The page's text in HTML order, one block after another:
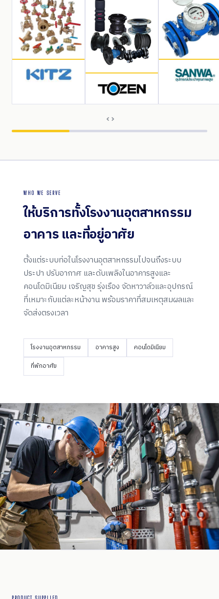
WHO WE SERVE
ให้บริการทั้งโรงงานอุตสาหกรรม
อาคาร และที่อยู่อาศัย
ตั้งแต่ระบบท่อในโรงงานอุตสาหกรรมไปจนถึงระบบ
ประปา ปรับอากาศ และดับเพลิงในอาคารสูงและ
คอนโดมิเนียม เจริญสุข รุ่งเรือง จัดหาวาล์วและอุปกรณ์
ที่เหมาะกับแต่ละหน้างาน พร้อมราคาที่สมเหตุสมผลและ
จัดส่งตรงเวลา
โรงงานอุตสาหกรรม อาคารสูง
คอนโดมิเนียม
ที่พักอาศัย